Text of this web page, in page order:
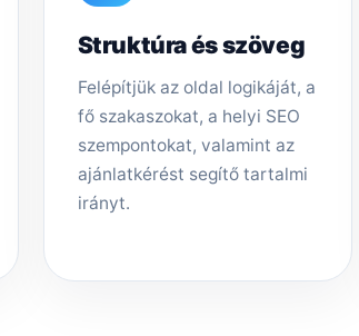
Struktúra és szöveg
Felépítjük az oldal logikáját, a
fő szakaszokat, a helyi SEO
szempontokat, valamint az
ajánlatkérést segítő tartalmi
irányt.